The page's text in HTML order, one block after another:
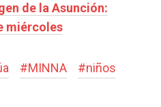
de la Asunción:
miércoles
#MINNA #niños